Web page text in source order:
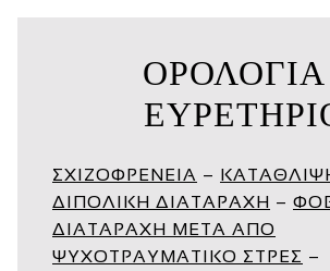
ΟΡΟΛΟΓΊΑ
ΣΧΙΖΟΦΡΕΝΕΙΑ –
ΔΙΠΟΛΙΚΗ ΔΙΑΤΑΡΑΧΗ –
ΔΙΑΤΑΡΑΧΗ ΜΕΤΑ ΑΠΟ
ΨΥΧΟΤΡΑΥΜΑΤIΚΟ ΣΤΡΕΣ –